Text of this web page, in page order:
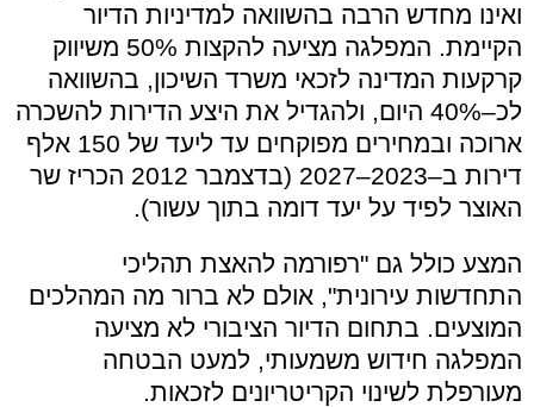
ואינו מחדש הרבה בהשוואה למדיניות הדיור
הקיימת. המפלגה מציעה להקצות 50% משיווק
קרקעות המדינה לזכאי משרד השיכון, בהשוואה
לכ–40% היום, ולהגדיל את היצע הדירות להשכרה
ארוכה ובמחירים מפוקחים עד ליעד של 150 אלף
דירות ב–2023–2027 (בדצמבר 2012 הכריז שר
האוצר לפיד על יעד דומה בתוך עשור).
המצע כולל גם "רפורמה להאצת תהליכי
התחדשות עירונית", אולם לא ברור מה המהלכים
המוצעים. בתחום הדיור הציבורי לא מציעה
המפלגה חידוש משמעותי, למעט הבטחה
מעורפלת לשינוי הקריטריונים לזכאות.